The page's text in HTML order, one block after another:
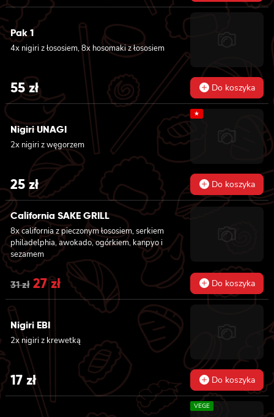
Pak 1
4x nigiri z łososiem, 8x hosomaki z łososiem
55zł Do koszyka
Nigiri UNAGI
2x nigiri z węgorzem
★
25 zł Do koszyka
California SAKE GRILL
8x california z pieczonym łososiem, serkiem
philadelphia, awokado, ogórkiem, kanpyo i
sezamem
31zł Original
price
was:
31 zł.
27zł Current
price
27 zł.
Do koszyka
Nigiri EBI
2x nigiri z krewetką
17 zł Do koszyka
VEGE